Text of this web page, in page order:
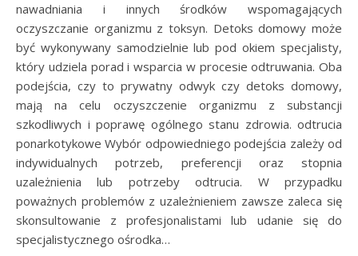
nawadniania i innych środków wspomagających
oczyszczanie organizmu z toksyn. Detoks domowy może
być wykonywany samodzielnie lub pod okiem specjalisty,
który udziela porad i wsparcia w procesie odtruwania. Oba
podejścia, czy to prywatny odwyk czy detoks domowy,
mają na celu oczyszczenie organizmu z substancji
szkodliwych i poprawę ogólnego stanu zdrowia. odtrucia
ponarkotykowe Wybór odpowiedniego podejścia zależy od
indywidualnych potrzeb, preferencji oraz stopnia
uzależnienia lub potrzeby odtrucia. W przypadku
poważnych problemów z uzależnieniem zawsze zaleca się
skonsultowanie z profesjonalistami lub udanie się do
specjalistycznego ośrodka…